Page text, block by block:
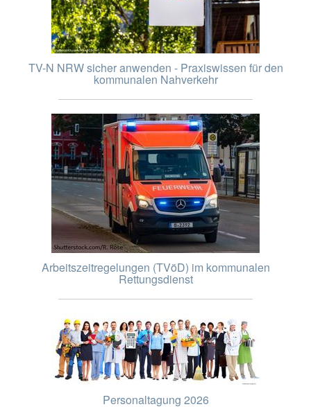
TV-N NRW sicher anwenden - Praxiswissen für den
kommunalen Nahverkehr
Arbeitszeitregelungen (TVöD) im kommunalen
Rettungsdienst
Personaltagung 2026